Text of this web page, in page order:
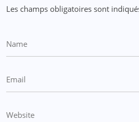
Les champs obligatoires sont